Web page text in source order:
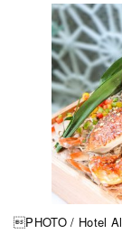
PHOTO / Hotel